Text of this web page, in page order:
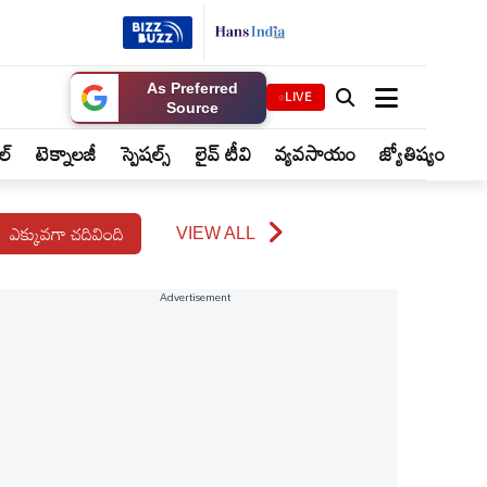
As Preferred
Source
LIVE
టెక్నాలజీ స్పెషల్స్ లైవ్ టీవి వ్యవసాయం జ్యోతిష్యం
ఎక్కువగా చదివింది VIEW ALL
Advertisement